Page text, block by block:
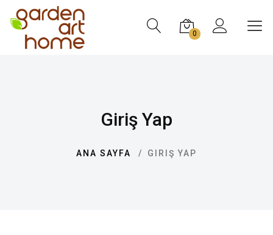
0
Giriş Yap
ANA SAYFA GIRIŞ YAP